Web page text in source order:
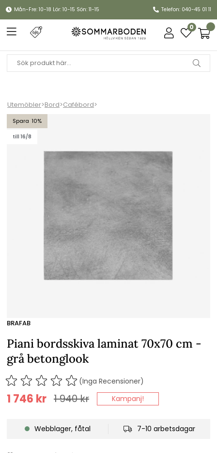
Mån-Fre: 10-18 Lör: 10-15 Sön: 11-15 Telefon: 040-45 01 11
0
Utemöbler>Bord>Cafébord>
10
till 16/8
Piani bordsskiva laminat 70x70 cm - grå betonglook
BRAFAB
Piani bordsskiva laminat 70x70 cm -
grå betonglook
(Inga Recensioner)
1 940kr
1 746 kr Kampanj!
Webblager, fåtal 7-10 arbetsdagar